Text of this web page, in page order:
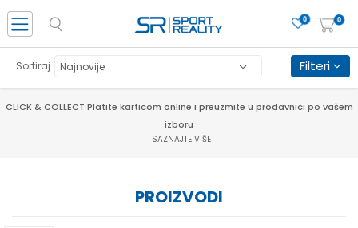
0
0
PORUČI ONLINE I UŠTEDI
SAZNAJTE VIŠE
PROIZVODI
Sortiraj Filteri